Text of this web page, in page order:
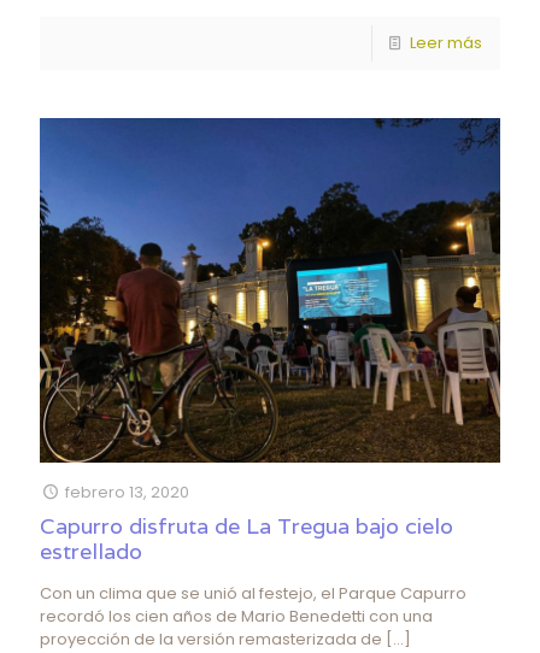
Leer más
febrero 13, 2020
Capurro disfruta de La Tregua bajo cielo
estrellado
Con un clima que se unió al festejo, el Parque Capurro
recordó los cien años de Mario Benedetti con una
proyección de la versión remasterizada de […]